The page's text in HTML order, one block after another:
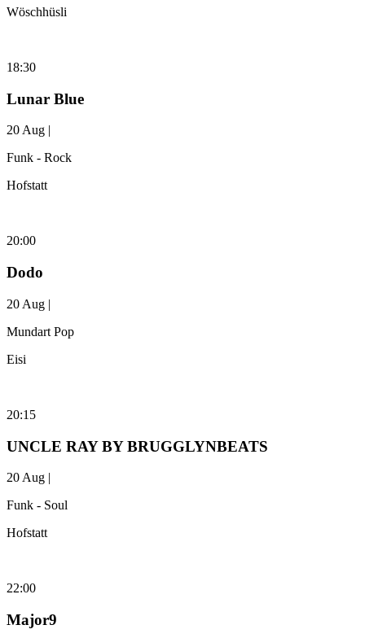
Wöschhüsli
18:30
Lunar Blue
20 Aug |
Funk - Rock
Hofstatt
20:00
Dodo
20 Aug |
Mundart Pop
Eisi
20:15
UNCLE RAY BY BRUGGLYNBEATS
20 Aug |
Funk - Soul
Hofstatt
22:00
Major9